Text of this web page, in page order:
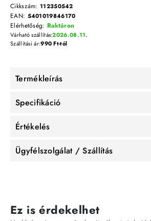
Cikkszám: 112350542
EAN: 5401019846170
Elérhetőség: Raktáron
Várható szállítás:2026.08.11.
Szállítási ár:990 Ft-tól
Termékleírás
Specifikáció
Értékelés
Ügyfélszolgálat / Szállítás
Ez is érdekelhet